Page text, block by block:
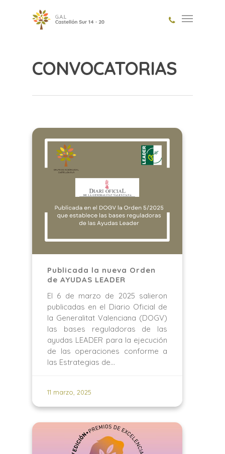
CONVOCATORIAS
Publicada la nueva Orden
de AYUDAS LEADER
El 6 de marzo de 2025 salieron
publicadas en el Diario Oficial de
la Generalitat Valenciana (DOGV)
las bases reguladoras de las
ayudas LEADER para la ejecución
de las operaciones conforme a
las Estrategias de…
11 marzo, 2025